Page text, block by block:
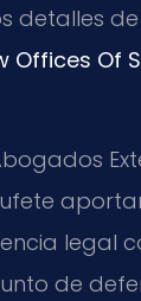
detalles
Offices Of
legal
de